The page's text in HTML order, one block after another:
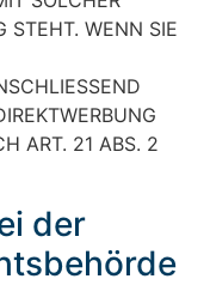
STEHT. WENN SIE
ART. 21 ABS. 2
der